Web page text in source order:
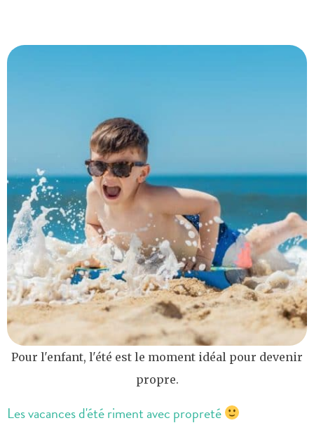
Pour l'enfant, l'été est le moment idéal pour devenir
propre.
Les vacances d'été riment avec propreté